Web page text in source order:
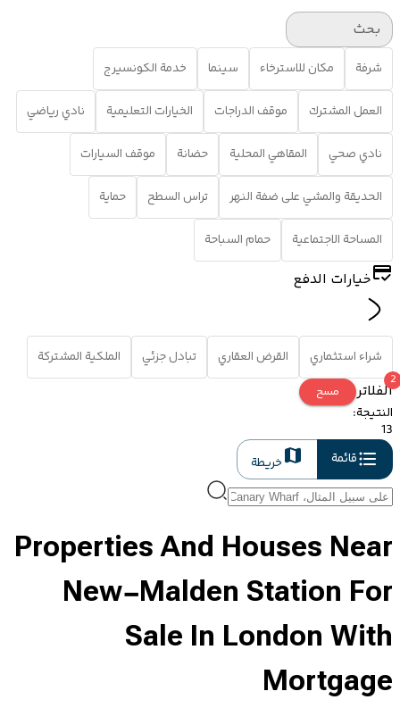
بحث
شرفة مكان للاسترخاء سينما خدمة الكونسيرج
العمل المشترك موقف الدراجات الخيارات التعليمية نادي رياضي
نادي صحي المقاهي المحلية حضانة موقف السيارات
الحديقة والمشي على ضفة النهر تراس السطح حماية
المساحة الاجتماعية حمام السباحة
خيارات الدفع
شراء استثماري القرض العقاري تبادل جزئي الملكية المشتركة
الفلاتر
2
مسح
النتيجة:
13
قائمة
خريطة
Properties And Houses Near
New-Malden Station For
Sale In London With
Mortgage